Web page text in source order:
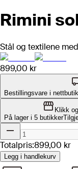
Rimini
Stål og textilene
899,00 kr
Bestillingsvare i
Klikk
På lager i 5 butikker
Totalpris:899,00 kr
Legg i handlekurv